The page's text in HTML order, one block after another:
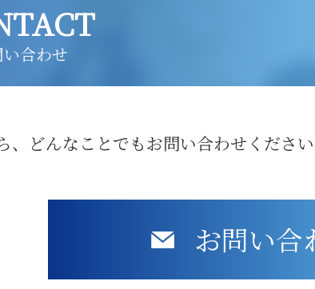
合わせ
、どんなことでもお問い合わせください
お問い合